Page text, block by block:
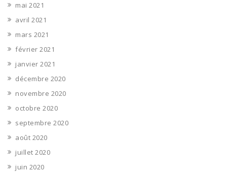
mai 2021
avril 2021
mars 2021
février 2021
janvier 2021
décembre 2020
novembre 2020
octobre 2020
septembre 2020
août 2020
juillet 2020
juin 2020